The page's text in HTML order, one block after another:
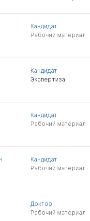
Кандидат
Рабочий материал
Кандидат
Экспертиза
Кандидат
Рабочий материал
Кандидат
Рабочий материал
Доктор
Рабочий материал